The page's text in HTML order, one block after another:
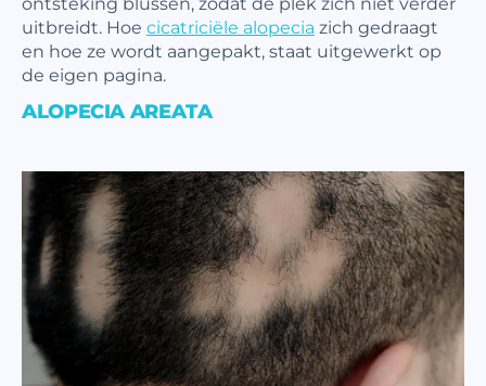
uitbreidt. Hoe cicatriciële alopecia zich gedraagt
en hoe ze wordt aangepakt, staat uitgewerkt op
de eigen pagina.
ALOPECIA AREATA